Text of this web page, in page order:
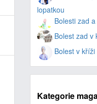
lopatkou
Bolesti zad
Bolest zad v
Bolest v kříži
Kategorie